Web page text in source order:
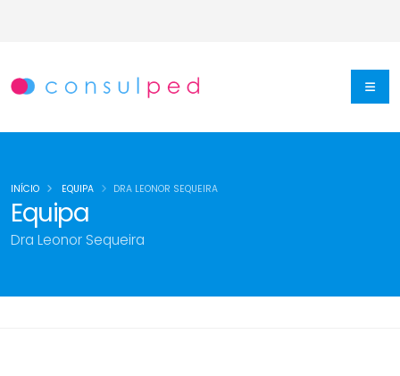
Equipa
Dra Leonor Sequeira
INÍCIO EQUIPA DRA LEONOR SEQUEIRA